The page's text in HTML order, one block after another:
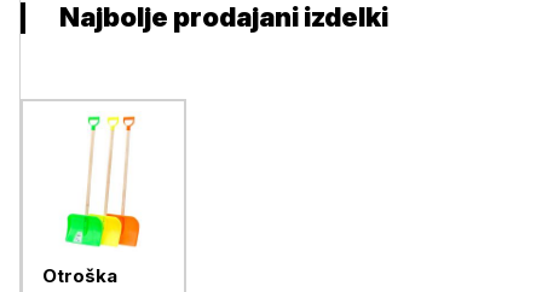
Najbolje prodajani izdelki
Otroška